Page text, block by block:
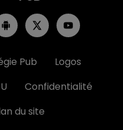
Pub
Logos
Confidentialité
du site